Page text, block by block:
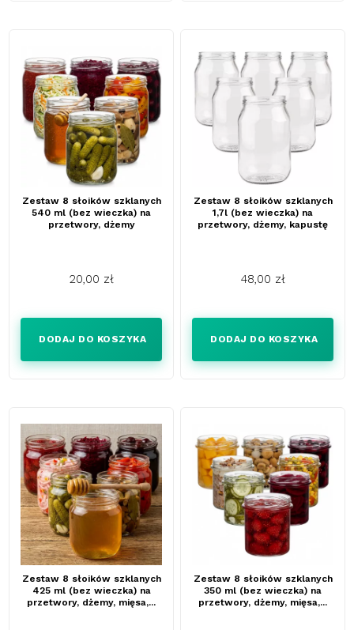
Zestaw 8 słoików szklanych
540 ml (bez wieczka) na
przetwory, dżemy
20,00 zł
DODAJ DO KOSZYKA
Zestaw 8 słoików szklanych
1,7l (bez wieczka) na
przetwory, dżemy, kapustę
48,00 zł
DODAJ DO KOSZYKA
Zestaw 8 słoików szklanych
425 ml (bez wieczka) na
przetwory, dżemy, mięsa,...
Zestaw 8 słoików szklanych
350 ml (bez wieczka) na
przetwory, dżemy, mięsa,...